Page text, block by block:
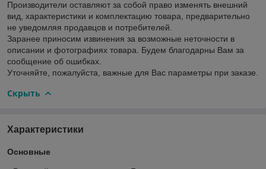
Производители оставляют за собой право изменять внешний
вид, характеристики и комплектацию товара, предварительно
не уведомляя продавцов и потребителей.
Заранее приносим извинения за возможные неточности в
описании и фотографиях товара. Будем благодарны Вам за
сообщение об ошибках.
Уточняйте, пожалуйста, важные для Вас параметры при заказе.
Скрыть
Характеристики
Основные